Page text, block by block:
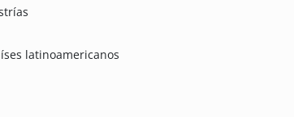
latinoamericanos